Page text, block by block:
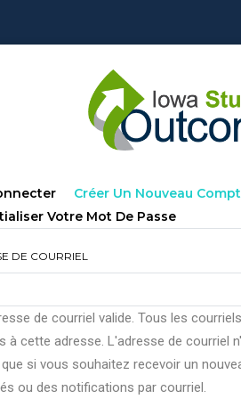
Créer Un Nouveau
Votre Mot De Passe
DE COURRIEL
de courriel valide. Tous les
à cette adresse. L'adresse de courriel
si vous souhaitez recevoir un
ou des notifications par courriel.